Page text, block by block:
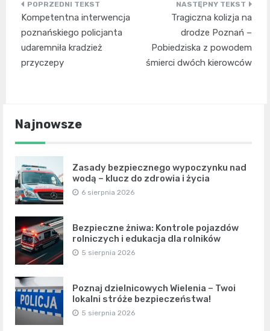
Nawigacja
wpisu
Kompetentna interwencja
poznańskiego policjanta
udaremniła kradzież
przyczepy
Tragiczna kolizja na
drodze Poznań –
Pobiedziska z powodem
śmierci dwóch kierowców
Najnowsze
Zasady bezpiecznego wypoczynku nad
wodą – klucz do zdrowia i życia
6 sierpnia 2026
Bezpieczne żniwa: Kontrole pojazdów
rolniczych i edukacja dla rolników
5 sierpnia 2026
Poznaj dzielnicowych Wielenia – Twoi
lokalni stróże bezpieczeństwa!
5 sierpnia 2026